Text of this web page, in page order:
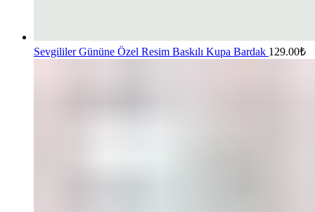
Sevgililer Gününe Özel Resim Baskılı Kupa Bardak 129.00₺